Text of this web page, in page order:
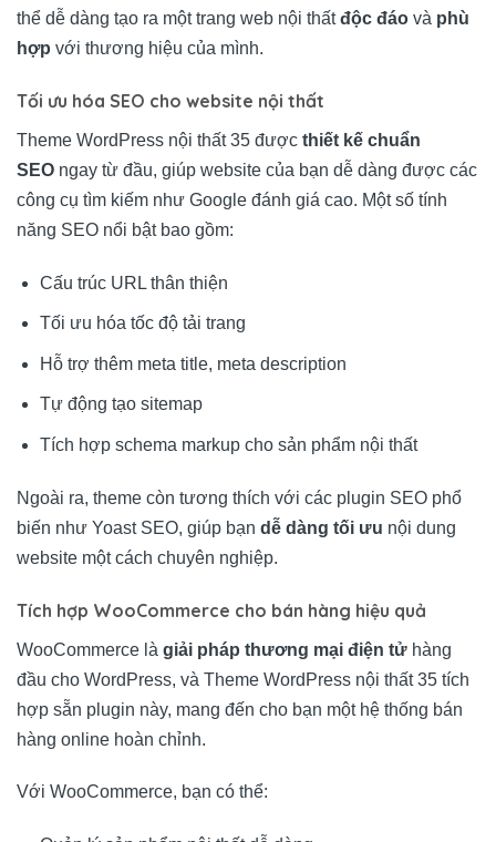
thể dễ dàng tạo ra một trang web nội thấtđộc đáo và phù
hợp với thương hiệu của mình.
Tối ưu hóa SEO cho website nội thất
Theme WordPress nội thất 35 được thiết kế chuẩn
SEO ngay từ đầu, giúp website của bạn dễ dàng được các
công cụ tìm kiếm như Google đánh giá cao. Một số tính
năng SEO nổi bật bao gồm:
Cấu trúc URL thân thiện
Tối ưu hóa tốc độ tải trang
Hỗ trợ thêm meta title, meta description
Tự động tạo sitemap
Tích hợp schema markup cho sản phẩm nội thất
Ngoài ra, theme còn tương thích với các plugin SEO phổ
biến như Yoast SEO, giúp bạn dễ dàng tối ưu nội dung
website một cách chuyên nghiệp.
Tích hợp WooCommerce cho bán hàng hiệu quả
WooCommerce là giải pháp thương mại điện tử hàng
đầu cho WordPress, và Theme WordPress nội thất 35 tích
hợp sẵn plugin này, mang đến cho bạn một hệ thống bán
hàng online hoàn chỉnh.
Với WooCommerce, bạn có thể: